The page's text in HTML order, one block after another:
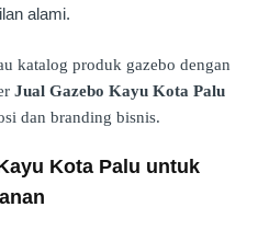
alami.
katalog produk gazebo dengan
Jual Gazebo Kayu Kota Palu
dan branding bisnis.
Kota Palu untuk